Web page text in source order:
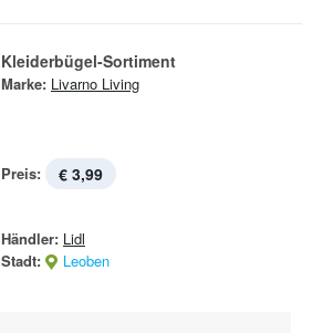
Kleiderbügel-Sortiment
Marke: Livarno Living
Preis: € 3,99
Händler: Lidl
Stadt:
Leoben